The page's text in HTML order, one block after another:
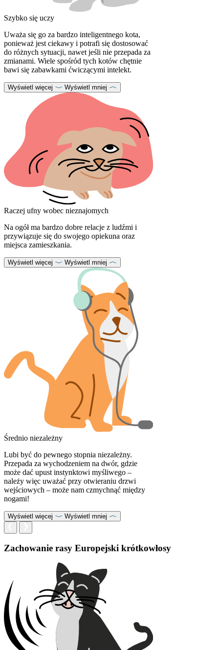
Szybko się uczy
Uważa się go za bardzo inteligentnego kota,
ponieważ jest ciekawy i potrafi się dostosować
do różnych sytuacji, nawet jeśli nie przepada za
zmianami. Wiele spośród tych kotów chętnie
bawi się zabawkami ćwiczącymi intelekt.
Wyświetl więcej Wyświetl mniej
Raczej ufny wobec nieznajomych
Na ogół ma bardzo dobre relacje z ludźmi i
przywiązuje się do swojego opiekuna oraz
miejsca zamieszkania.
Wyświetl więcej Wyświetl mniej
Średnio niezależny
Lubi być do pewnego stopnia niezależny.
Przepada za wychodzeniem na dwór, gdzie
może dać upust instynktowi myśliwego –
należy więc uważać przy otwieraniu drzwi
wejściowych – może nam czmychnąć między
nogami!
Wyświetl więcej Wyświetl mniej
Zachowanie rasy Europejski krótkowłosy